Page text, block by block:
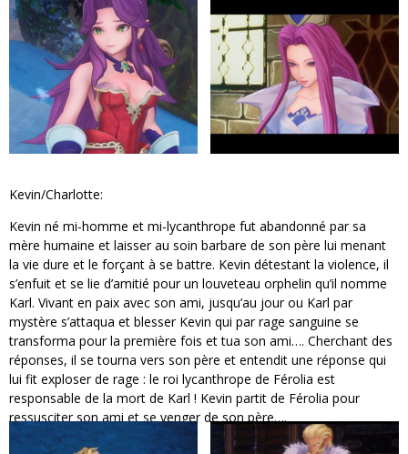
Kevin/Charlotte:
Kevin né mi-homme et mi-lycanthrope fut abandonné par sa
mère humaine et laisser au soin barbare de son père lui menant
la vie dure et le forçant à se battre. Kevin détestant la violence, il
s’enfuit et se lie d’amitié pour un louveteau orphelin qu’il nomme
Karl. Vivant en paix avec son ami, jusqu’au jour ou Karl par
mystère s’attaqua et blesser Kevin qui par rage sanguine se
transforma pour la première fois et tua son ami…. Cherchant des
réponses, il se tourna vers son père et entendit une réponse qui
lui fit exploser de rage : le roi lycanthrope de Férolia est
responsable de la mort de Karl ! Kevin partit de Férolia pour
ressusciter son ami et se venger de son père….